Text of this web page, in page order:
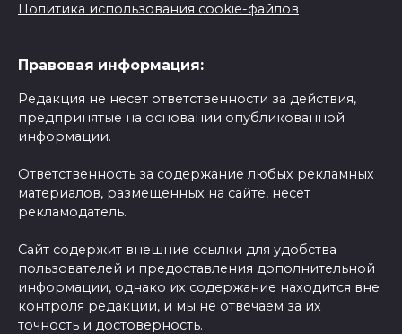
Политика использования cookie-файлов
Правовая информация:
Редакция не несет ответственности за действия,
предпринятые на основании опубликованной
информации.
Ответственность за содержание любых рекламных
материалов, размещенных на сайте, несет
рекламодатель.
Сайт содержит внешние ссылки для удобства
пользователей и предоставления дополнительной
информации, однако их содержание находится вне
контроля редакции, и мы не отвечаем за их
точность и достоверность.